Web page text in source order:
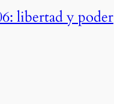
libertad y poder